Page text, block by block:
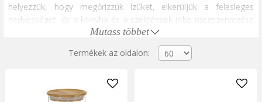
helyezzük, hogy megőrizzük ízüket, elkerüljük a felesleges
nedvességet, de a konyha és a szekrények jobb megszervezése
Az alábbiakban különböző élelmiszerekhez, például
kávétartályokhoz, fokhagymás tartályokhoz, teadobozokhoz,
gabonatartályokhoz, hűtőszekrény tálcáihoz és rekeszeihez és
sok más univerzális élelmiszer-tartályhoz alkalmas
Mutass többet
Termékek az oldalon: